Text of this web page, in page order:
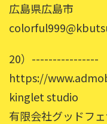
広島県広島市
20）----------------
https://
kinglet studio
有限会社グッドフ